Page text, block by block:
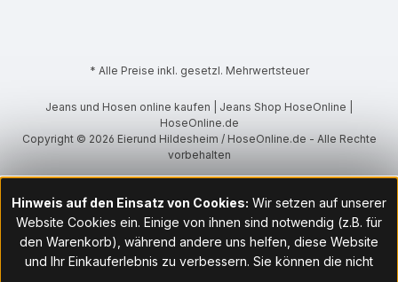
* Alle Preise inkl. gesetzl. Mehrwertsteuer
Jeans und Hosen online kaufen | Jeans Shop HoseOnline |
HoseOnline.de
Copyright © 2026 Eierund Hildesheim / HoseOnline.de - Alle Rechte
vorbehalten
Hinweis auf den Einsatz von Cookies: Wir setzen auf unserer
Website Cookies ein. Einige von ihnen sind notwendig (z.B. für
den Warenkorb), während andere uns helfen, diese Website
und Ihr Einkauferlebnis zu verbessern. Sie können die nicht